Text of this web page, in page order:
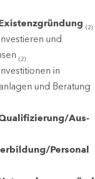
(2)
und
(2)
in
und Beratung
Aus-
Personal